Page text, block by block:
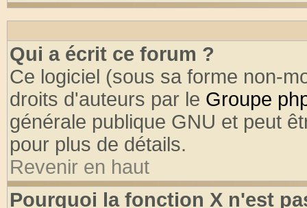
Qui a écrit ce forum ?
Ce logiciel (sous sa forme non-
droits d'auteurs par le Groupe
générale publique GNU et peut
pour plus de détails.
Revenir en haut
Pourquoi la fonction X n'est